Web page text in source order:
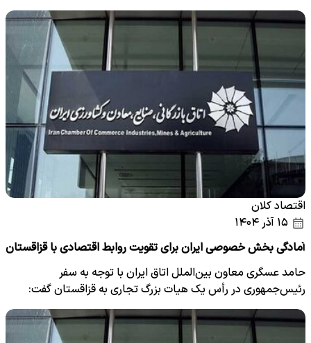
اقتصاد کلان
آمادگی بخش خصوصی ایران برای تقویت روابط اقتصادی با قزاقستان
حامد عسگری معاون بین‌الملل اتاق ایران با توجه به سفر
رئیس‌جمهوری در رأس یک هیات بزرگ تجاری به قزاقستان گفت:
بخش خصوصی…